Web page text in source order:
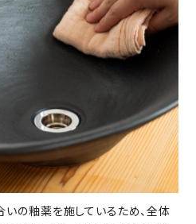
の釉薬を施しているため、全体